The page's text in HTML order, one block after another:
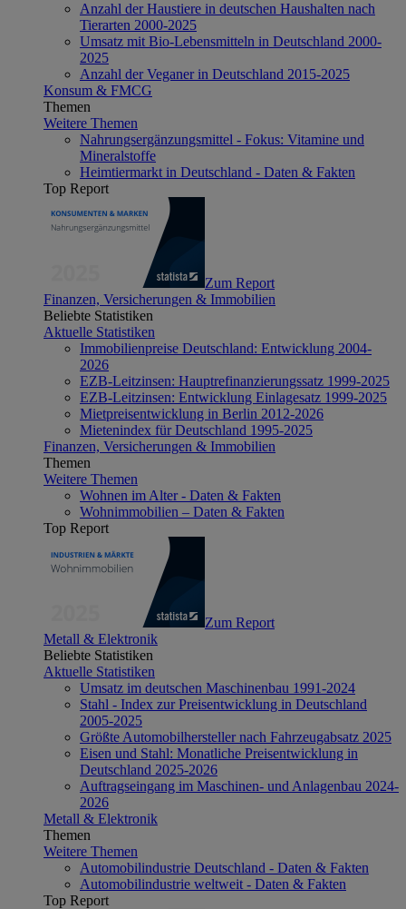
Anzahl der Haustiere in deutschen Haushalten nach
Tierarten 2000-2025
Umsatz mit Bio-Lebensmitteln in Deutschland 2000-
2025
Anzahl der Veganer in Deutschland 2015-2025
Konsum & FMCG
Themen
Weitere Themen
Nahrungsergänzungsmittel - Fokus: Vitamine und
Mineralstoffe
Heimtiermarkt in Deutschland - Daten & Fakten
Top Report
Zum Report
Finanzen, Versicherungen & Immobilien
Beliebte Statistiken
Aktuelle Statistiken
Immobilienpreise Deutschland: Entwicklung 2004-
2026
EZB-Leitzinsen: Hauptrefinanzierungssatz 1999-2025
EZB-Leitzinsen: Entwicklung Einlagesatz 1999-2025
Mietpreisentwicklung in Berlin 2012-2026
Mietenindex für Deutschland 1995-2025
Finanzen, Versicherungen & Immobilien
Themen
Weitere Themen
Wohnen im Alter - Daten & Fakten
Wohnimmobilien – Daten & Fakten
Top Report
Zum Report
Metall & Elektronik
Beliebte Statistiken
Aktuelle Statistiken
Umsatz im deutschen Maschinenbau 1991-2024
Stahl - Index zur Preisentwicklung in Deutschland
2005-2025
Größte Automobilhersteller nach Fahrzeugabsatz 2025
Eisen und Stahl: Monatliche Preisentwicklung in
Deutschland 2025-2026
Auftragseingang im Maschinen- und Anlagenbau 2024-
2026
Metall & Elektronik
Themen
Weitere Themen
Automobilindustrie Deutschland - Daten & Fakten
Automobilindustrie weltweit - Daten & Fakten
Top Report